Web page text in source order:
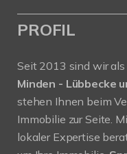
PROFIL
Seit 2013 sind wir als
Minden - Lübbecke
stehen Ihnen beim
Immobilie zur Seite.
lokaler Expertise